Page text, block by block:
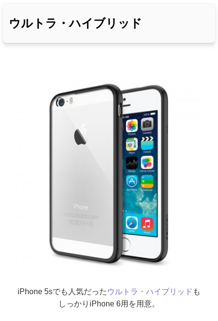
ウルトラ・ハイブリッド
iPhone 5sでも人気だった ウルトラ・ハイブリッド も
しっかりiPhone 6用を用意。